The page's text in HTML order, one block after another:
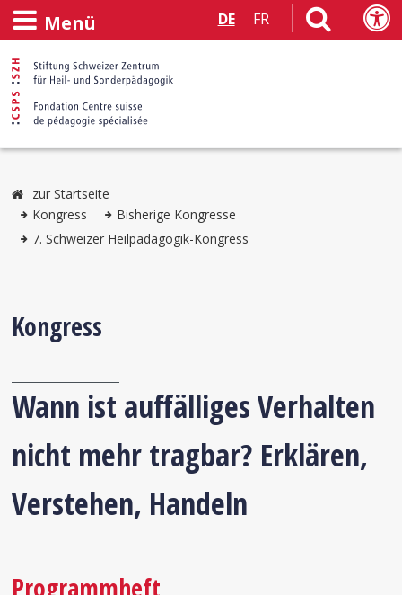
Menü DE FR
zur Startseite
Kongress
Bisherige Kongresse
7. Schweizer Heilpädagogik-Kongress
Kongress
Wann ist auffälliges Verhalten
nicht mehr tragbar? Erklären,
Verstehen, Handeln
Programmheft